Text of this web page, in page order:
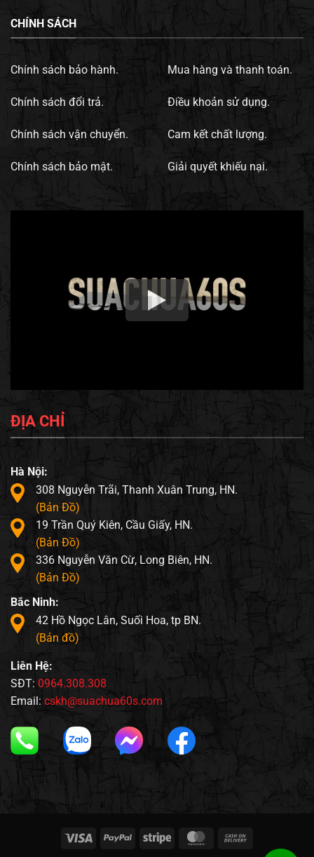
CHÍNH SÁCH
Chính sách bảo hành.
Chính sách đổi trả.
Chính sách vận chuyển.
Chính sách bảo mật.
Mua hàng và thanh toán.
Điều khoản sử dụng.
Cam kết chất lượng.
Giải quyết khiếu nại.
ĐỊA CHỈ
Hà Nội:
308 Nguyễn Trãi, Thanh Xuân Trung, HN.
(Bản Đồ)
19 Trần Quý Kiên, Cầu Giấy, HN.
(Bản Đồ)
336 Nguyễn Văn Cừ, Long Biên, HN.
(Bản Đồ)
Bắc Ninh:
42 Hồ Ngọc Lân, Suối Hoa, tp BN.
(Bản đồ)
Liên Hệ:
SĐT: 0964.308.308
Email: cskh@suachua60s.com
Visa PayPal Stripe MasterCard